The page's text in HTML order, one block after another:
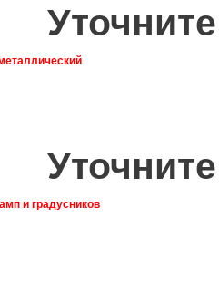
и градусников